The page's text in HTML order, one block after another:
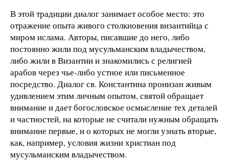
В этой традиции диалог занимает особое место: это
отражение опыта живого столкновения византийца с
миром ислама. Авторы, писавшие до него, либо
постоянно жили под мусульманским владычеством,
либо жили в Византии и знакомились с религией
арабов через чье-либо устное или письменное
посредство. Диалог св. Константина пронизан живым
удивлением этим личным опытом, святой обращает
внимание и дает богословское осмысление тех деталей
и частностей, на которые не считали нужным обращать
внимание первые, и о которых не могли узнать вторые,
как, например, условия жизни христиан под
мусульманским владычеством.